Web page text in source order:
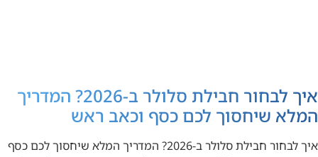
איך לבחור חבילת סלולר ב-2026? המדריך
המלא שיחסוך לכם כסף וכאב ראש
איך לבחור חבילת סלולר ב-2026? המדריך המלא שיחסוך לכם כסף